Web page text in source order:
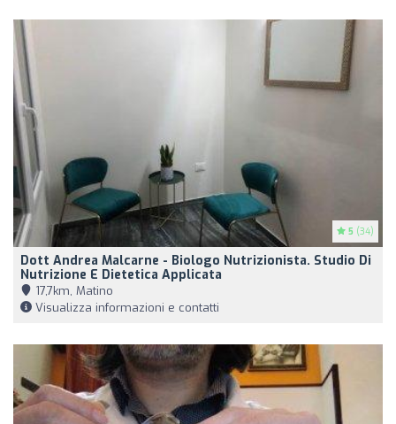
5 (34)
Dott Andrea Malcarne - Biologo Nutrizionista. Studio Di
Nutrizione E Dietetica Applicata
17,7km, Matino
Visualizza informazioni e contatti